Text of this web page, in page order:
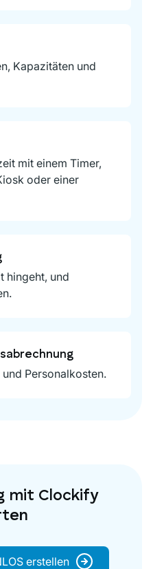
Kapazitäten und
mit einem Timer,
oder einer
hingeht, und
Personalkosten.
mit Clockify
erstellen